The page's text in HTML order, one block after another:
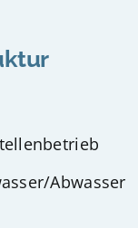
Abwasser